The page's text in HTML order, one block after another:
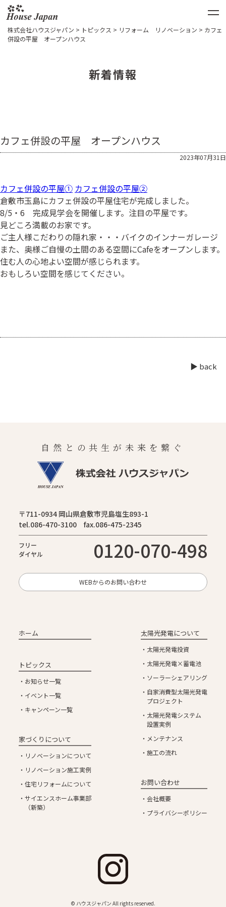
株式会社ハウスジャパン > トピックス > リフォーム リノベーション > カフェ
併設の平屋 オープンハウス
新着情報
カフェ併設の平屋 オープンハウス
2023年07月31日
カフェ併設の平屋① カフェ併設の平屋②
倉敷市玉島にカフェ併設の平屋住宅が完成しました。
8/5・6 完成見学会を開催します。注目の平屋です。
見どころ満載のお家です。
ご主人様こだわりの隠れ家・・・バイクのインナーガレージ
また、奥様ご自慢の土間のある空間にCafeをオープンします。
住む人の心地よい空間が感じられます。
おもしろい空間を感じてください。
▶︎ back
自然との共生が未来を繋ぐ
〒711-0934 岡山県倉敷市児島塩生893-1
tel.086-470-3100 fax.086-475-2345
フリー
ダイヤル
0120-070-498
WEBからのお問い合わせ
ホーム
トピックス
お知らせ一覧
イベント一覧
キャンペーン一覧
家づくりについて
リノベーションについて
リノベーション施工実例
住宅リフォームについて
サイエンスホーム事業部
（新築）
太陽光発電について
太陽光発電投資
太陽光発電×蓄電池
ソーラーシェアリング
自家消費型太陽光発電
プロジェクト
太陽光発電システム
設置実例
メンテナンス
施工の流れ
お問い合わせ
会社概要
プライバシーポリシー
©︎ ハウスジャパン All rights reserved.